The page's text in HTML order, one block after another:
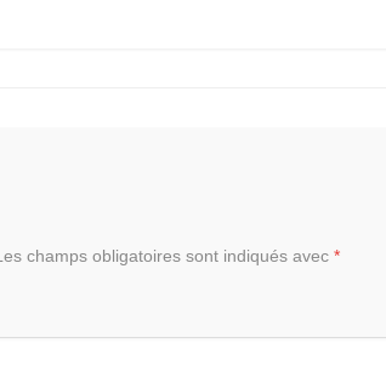
champs obligatoires sont indiqués avec *